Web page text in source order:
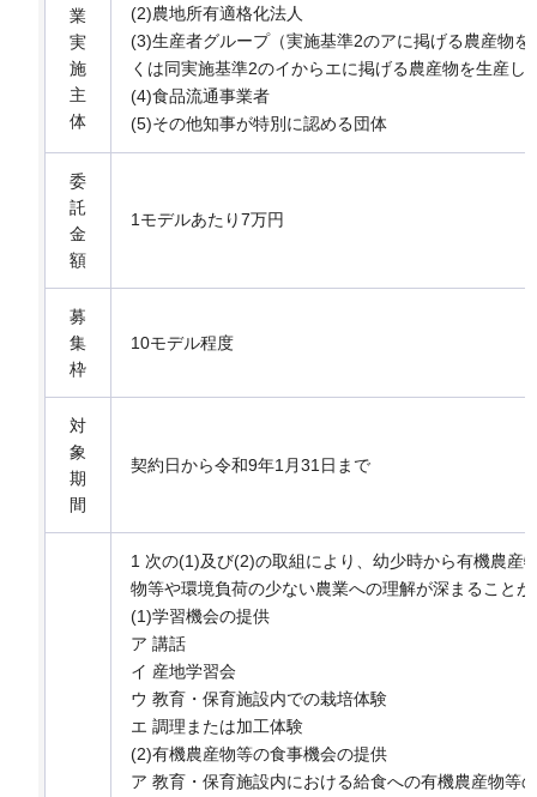
業
実
施
主
体
(2)農地所有適格化法人
(3)生産者グループ（実施基準2のアに掲げる農産物
くは同実施基準2のイからエに掲げる農産物を生産し
(4)食品流通事業者
(5)その他知事が特別に認める団体
委
託
金
額
1モデルあたり7万円
募
集
枠
10モデル程度
対
象
期
間
契約日から令和9年1月31日まで
1 次の(1)及び(2)の取組により、幼少時から有機農産
物等や環境負荷の少ない農業への理解が深まること
(1)学習機会の提供
ア 講話
イ 産地学習会
ウ 教育・保育施設内での栽培体験
エ 調理または加工体験
(2)有機農産物等の食事機会の提供
ア 教育・保育施設内における給食への有機農産物等